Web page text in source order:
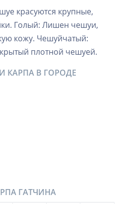
красуются крупные,
Голый: Лишен чешуи,
кожу. Чешуйчатый:
плотной чешуей.
КАРПА В ГОРОДЕ
ГАТЧИНА